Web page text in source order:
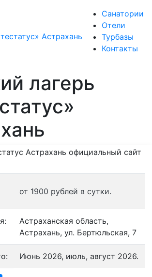
Санатории
Отели
Турбазы
Контакты
лагерь
от 1900 рублей в сутки.
Астраханская область,
Астрахань, ул. Бертюльская, 7
Июнь 2026, июль, август 2026.